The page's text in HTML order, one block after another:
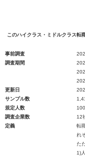
このハイクラス・ミドルクラス転
事前調査
調査期間
更新日
サンプル数
規定人数
調査企業数
12
定義
転
れ
た
1)